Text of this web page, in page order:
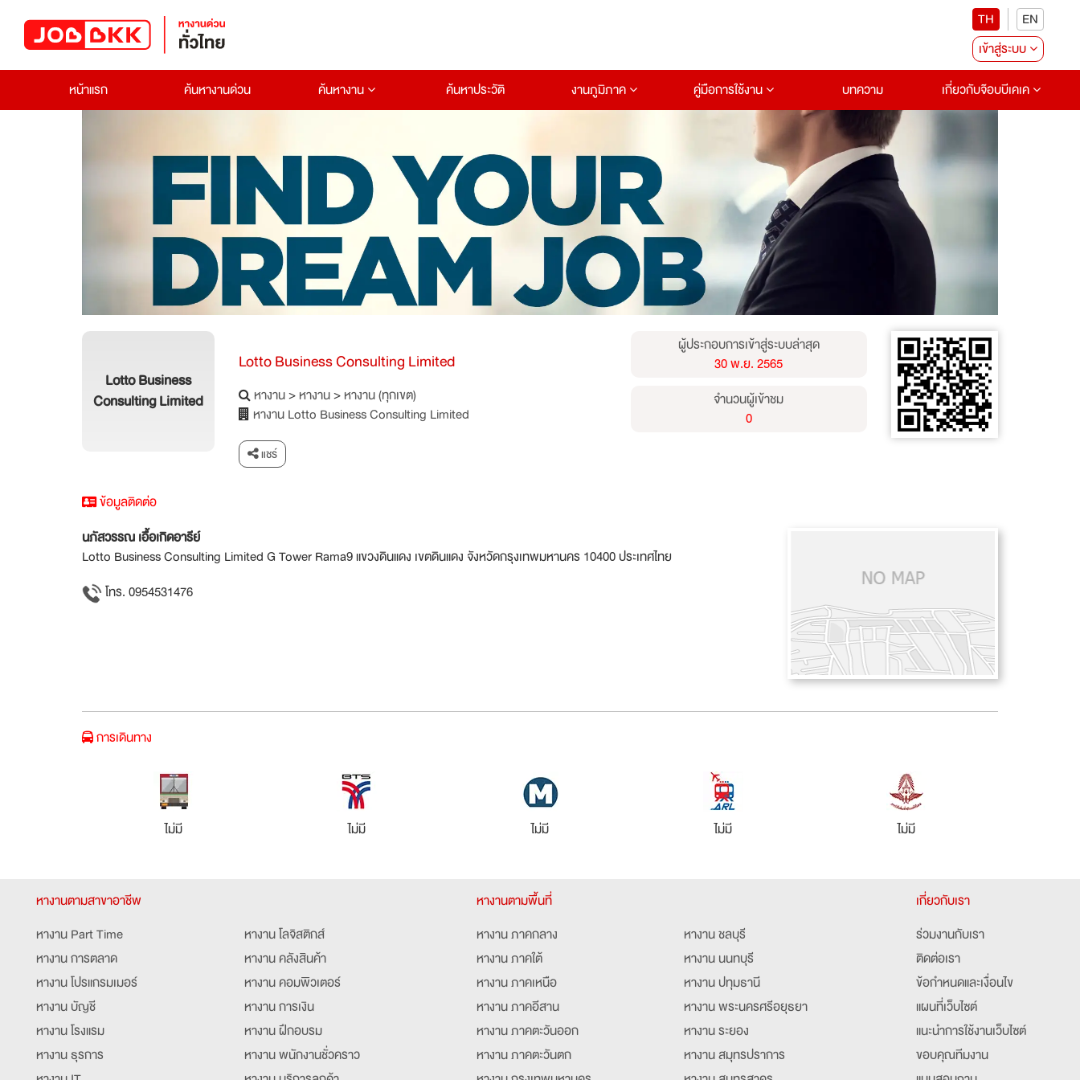
TH
EN
เข้าสู่ระบบ
หน้าแรก
ค้นหางานด่วน ค้นหางาน ค้นหาประวัติ งานภูมิภาค คู่มือการใช้งาน บทความ เกี่ยวกับจ๊อบบีเคเค
Lotto Business
Consulting Limited
Lotto Business Consulting Limited
หางาน>หางาน>หางาน (ทุกเขต)
หางาน Lotto Business Consulting Limited
แชร์
ผู้ประกอบการเข้าสู่ระบบล่าสุด
30 พ.ย. 2565
จำนวนผู้เข้าชม
0
ข้อมูลติดต่อ
นภัสวรรณ เอื้อเกิดอารีย์
Lotto Business Consulting Limited G Tower Rama9 แขวงดินแดง เขตดินแดง จังหวัดกรุงเทพมหานคร 10400 ประเทศไทย
โทร. 0954531476
การเดินทาง
ไม่มี ไม่มี ไม่มี ไม่มี ไม่มี
หางานตามสาขาอาชีพ
หางาน Part Time
หางาน การตลาด
หางาน โปรแกรมเมอร์
หางาน บัญชี
หางาน โรงแรม
หางาน ธุรการ
หางาน โลจิสติกส์
หางาน คลังสินค้า
หางาน คอมพิวเตอร์
หางาน การเงิน
หางาน ฝึกอบรม
หางาน พนักงานชั่วคราว
หางานตามพื้นที่
หางาน ภาคกลาง
หางาน ภาคใต้
หางาน ภาคเหนือ
หางาน ภาคอีสาน
หางาน ภาคตะวันออก
หางาน ภาคตะวันตก
หางาน ชลบุรี
หางาน นนทบุรี
หางาน ปทุมธานี
หางาน พระนครศรีอยุธยา
หางาน ระยอง
หางาน สมุทรปราการ
เกี่ยวกับเรา
ร่วมงานกับเรา
ติดต่อเรา
ข้อกำหนดและเงื่อนไข
แผนที่เว็บไซต์
แนะนำการใช้งานเว็บไซต์
ขอบคุณทีมงาน